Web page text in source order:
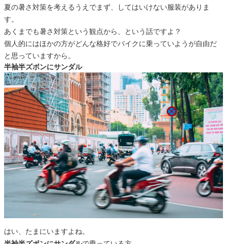
夏の暑さ対策を考えるうえでまず、してはいけない服装がありま
す。
あくまでも暑さ対策という観点から、という話ですよ？
個人的にはほかの方がどんな格好でバイクに乗っていようが自由だ
と思っていますから。
半袖半ズボンにサンダル
はい、たまにいますよね。